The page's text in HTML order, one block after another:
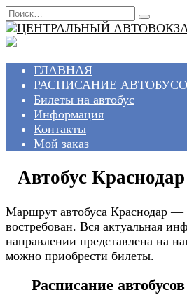
Перейти
к
содержанию
Search
for:
ГЛАВНАЯ
РАСПИСАНИЕ
Билеты на автобус
Информация
Контакты
Мой заказ
Автобус
Маршрут автобуса Краснодар
востребован. Вся актуальная
направлении представлена на
можно приобрести билеты.
Расписание